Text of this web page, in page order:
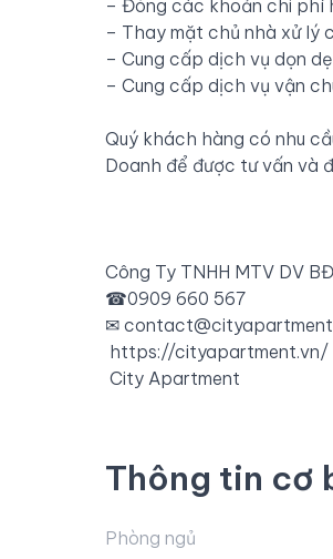
– Đóng các khoản chi phí
– Thay mặt chủ nhà xử lý
– Cung cấp dịch vụ dọn
– Cung cấp dịch vụ vận
Quý khách hàng có nhu
Doanh để được tư vấn và
Công Ty TNHH MTV DV
☎0909 660 567
✉
https://cityapartment.vn/
City Apartment
Thông tin cơ
Phòng ngủ